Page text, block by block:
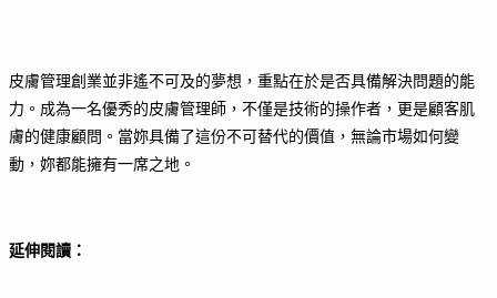
皮膚管理創業並非遙不可及的夢想，重點在於是否具備解決問題的能
力。成為一名優秀的皮膚管理師，不僅是技術的操作者，更是顧客肌
膚的健康顧問。當妳具備了這份不可替代的價值，無論市場如何變
動，妳都能擁有一席之地。
延伸閱讀：